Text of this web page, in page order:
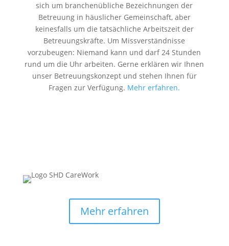
sich um branchenübliche Bezeichnungen der
Betreuung in häuslicher Gemeinschaft, aber
keinesfalls um die tatsächliche Arbeitszeit der
Betreuungskräfte. Um Missverständnisse
vorzubeugen: Niemand kann und darf 24 Stunden
rund um die Uhr arbeiten. Gerne erklären wir Ihnen
unser Betreuungskonzept und stehen Ihnen für
Fragen zur Verfügung. Mehr erfahren.
Mehr erfahren